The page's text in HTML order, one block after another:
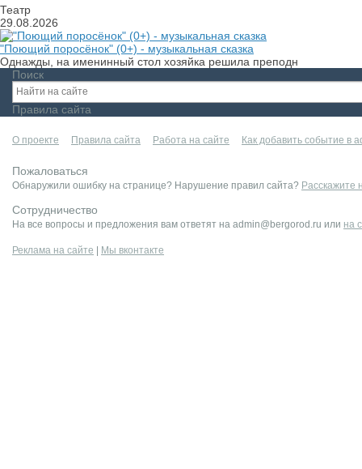
Театр
29.08.2026
"Поющий поросёнок" (0+) - музыкальная сказка
Однажды, на именинный стол хозяйка решила преподн
Поиск
Правила сайта
О проекте Правила сайта Работа на сайте Как добавить событие в
Пожаловаться
Обнаружили ошибку на странице? Нарушение правил сайта? Расскажите
Сотрудничество
На все вопросы и предложения вам ответят на admin@bergorod.ru или на
Реклама на сайте | Мы вконтакте